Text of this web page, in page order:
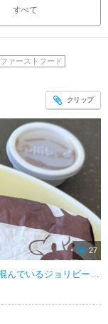
すべて
ファーストフード
クリップ
27
あちこちで見かけますがどの店舗も混んでいるジョリビー。 チキンとライスとドリンクのセットを頼んでみました。109ペソ。 ちょうどフィリピンの連休中だったためか、大量にテイクアウトする人も多く、結構まちました。 かなり